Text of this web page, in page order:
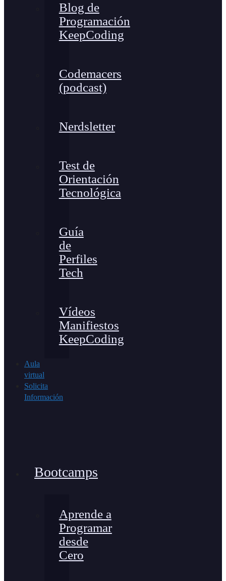
Blog de
Programación
KeepCoding
Codemacers
(podcast)
Nerdsletter
Test de
Orientación
Tecnológica
Guía
de
Perfiles
Tech
Vídeos
Manifiestos
KeepCoding
Aula
virtual
Solicita
Información
Bootcamps
Aprende a
Programar
desde
Cero